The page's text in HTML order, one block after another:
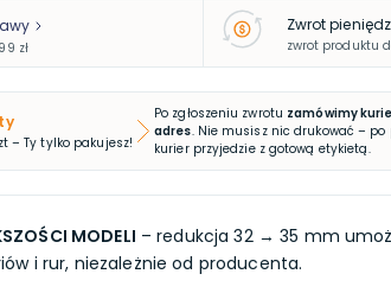
zł
Zwrot
zwrot produktu
– Ty tylko pakujesz!
Po zgłoszeniu zwrotu zamówimy
adres. Nie musisz nic drukować –
kurier przyjedzie z gotową etykietą.
MODELI – redukcja 32 → 35 mm
i rur, niezależnie od producenta.